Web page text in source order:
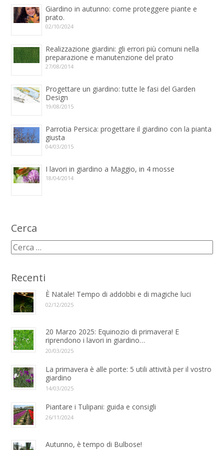
Giardino in autunno: come proteggere piante e
prato.
02/10/2024
Realizzazione giardini: gli errori più comuni nella
preparazione e manutenzione del prato
27/08/2014
Progettare un giardino: tutte le fasi del Garden
Design
19/08/2015
Parrotia Persica: progettare il giardino con la pianta
giusta
04/03/2015
I lavori in giardino a Maggio, in 4 mosse
18/04/2014
Cerca
Recenti
È Natale! Tempo di addobbi e di magiche luci
02/12/2025
20 Marzo 2025: Equinozio di primavera! E
riprendono i lavori in giardino…
20/03/2025
La primavera è alle porte: 5 utili attività per il vostro
giardino
14/03/2025
Piantare i Tulipani: guida e consigli
26/11/2024
Autunno, è tempo di Bulbose!